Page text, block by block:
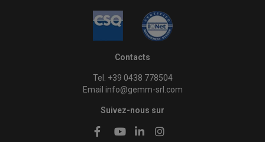
Contacts
Tel. +39 0438 778504
Email info@gemm-srl.com
Suivez-nous sur